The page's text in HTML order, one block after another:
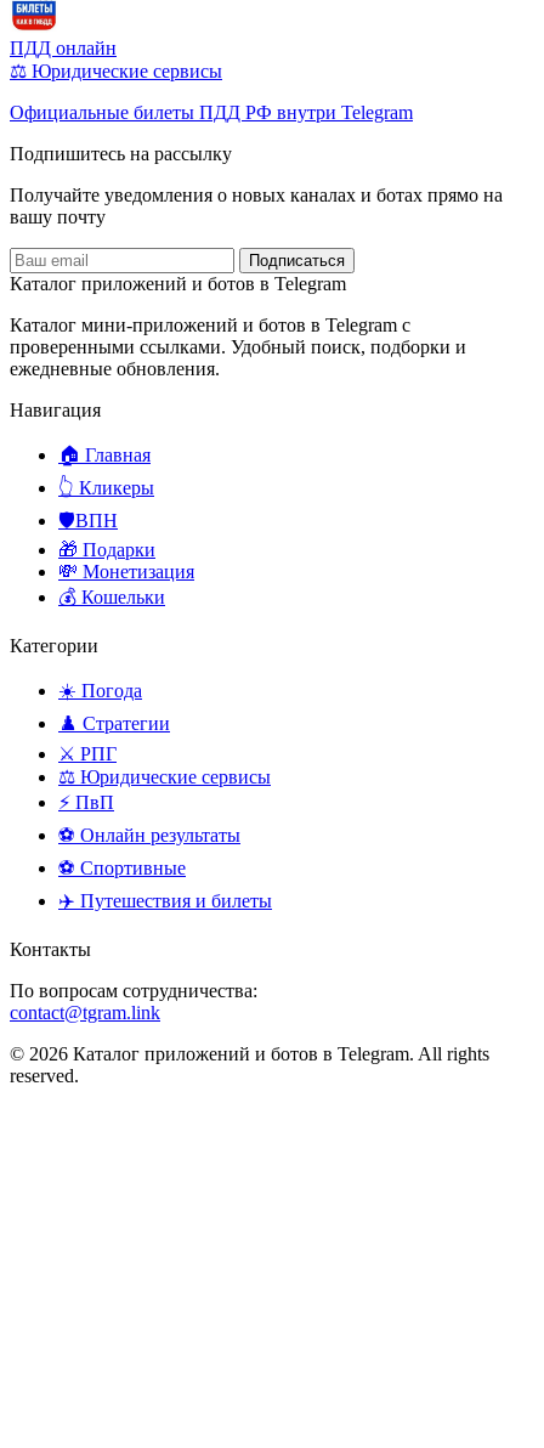
ПДД онлайн
⚖️ Юридические сервисы
Официальные билеты ПДД РФ внутри Telegram
Подпишитесь на рассылку
Получайте уведомления о новых каналах и ботаx прямо на
вашу почту
Подписаться
Каталог приложений и ботов в Telegram
Каталог мини-приложений и ботов в Telegram с
проверенными ссылками. Удобный поиск, подборки и
ежедневные обновления.
Навигация
🏠 Главная
👆 Кликеры
🛡️ВПН
🎁 Подарки
💸 Монетизация
💰 Кошельки
Категории
☀️ Погода
♟️ Стратегии
⚔️ РПГ
⚖️ Юридические сервисы
⚡ ПвП
⚽ Онлайн результаты
⚽ Спортивные
✈️ Путешествия и билеты
Контакты
По вопросам сотрудничества:
contact@tgram.link
© 2026 Каталог приложений и ботов в Telegram. All rights
reserved.